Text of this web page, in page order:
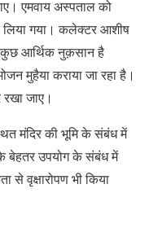
एमवाय अस्पताल को
लिया गया। कलेक्टर आशीष
कुछ आर्थिक नुक़सान है
मुहैया कराया जा रहा है।
जाए।
मंदिर की भूमि के संबंध में
के बेहतर उपयोग के संबंध में
से वृक्षारोपण भी किया